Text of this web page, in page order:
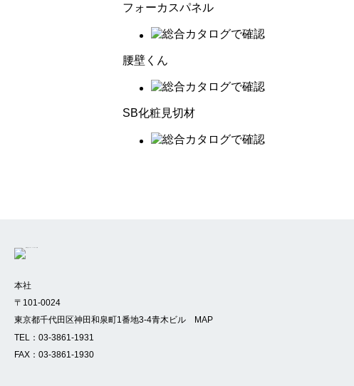
フォーカスパネル
腰壁くん
SB化粧見切材
本社
〒101-0024
東京都千代田区神田和泉町1番地3-4青木ビル
MAP
TEL： 03-3861-1931
FAX：03-3861-1930